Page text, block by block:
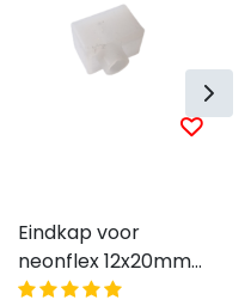
Eindkap voor
neonflex 12x20mm
met kabeldoorvoer